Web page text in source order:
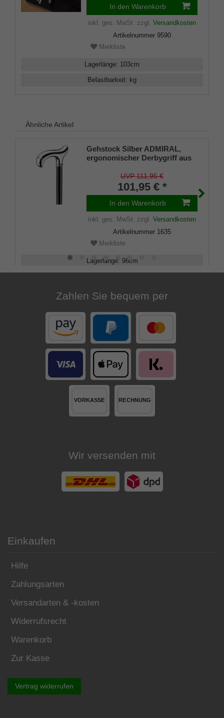
In den Warenkorb
inkl. ges. MwSt. zzgl. Versandkosten
Artikelnummer 9590
Merkliste
Lagerlänge: 103cm
Belastbarkeit: kg
Ähnliche Artikel
Gehstock Silber ADMIRAL,
ergonomischer Derbygriff aus
Buche seidenmatt schwarz
lackiert, inklusive Gummipuffer
UVP 111,95 €
101,95 € *
In den Warenkorb
inkl. ges. MwSt. zzgl. Versandkosten
Artikelnummer 1635
Merkliste
Lagerlänge: 96cm
Zahlen Sie bequem per
Wir versenden mit
Einkaufen
Hilfe
Zahlungsarten
Versandarten & -kosten
Widerrufsrecht
Warenkorb
Zur Kasse
Vertrag widerrufen